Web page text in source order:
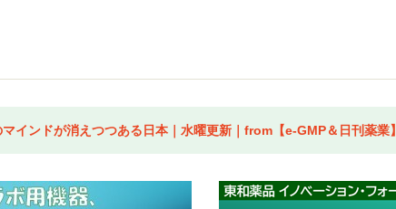
マインドが消えつつある日本｜水曜更新｜from【e-GMP＆日刊薬業】